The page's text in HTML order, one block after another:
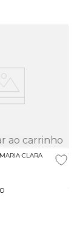
CLARA
10x